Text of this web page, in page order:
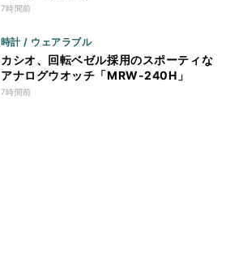
7時間前
時計 / ウェアラブル
カシオ、回転ベゼル採用のスポーティな
アナログウオッチ「MRW-240H」
7時間前